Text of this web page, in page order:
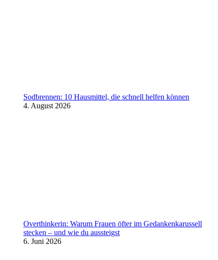
Sodbrennen: 10 Hausmittel, die schnell helfen können
4. August 2026
Overthinkerin: Warum Frauen öfter im Gedankenkarussell
stecken – und wie du aussteigst
6. Juni 2026